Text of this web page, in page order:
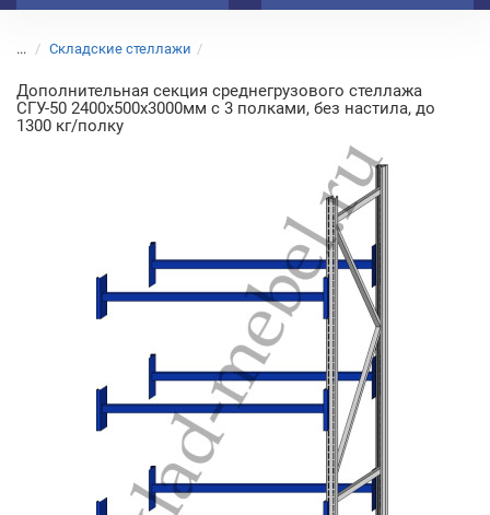
... Складские стеллажи
Дополнительная секция среднегрузового стеллажа
СГУ-50 2400х500х3000мм с 3 полками, без настила, до
1300 кг/полку